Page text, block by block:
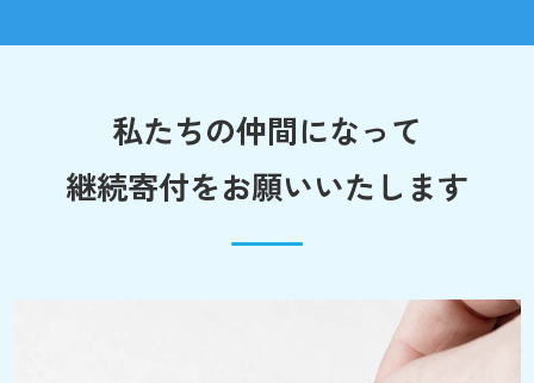
私たちの仲間になって
継続寄付をお願いいたします